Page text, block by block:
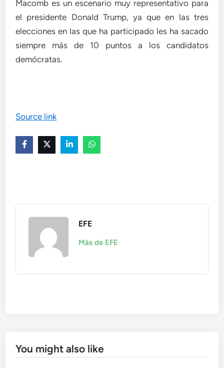
Macomb es un escenario muy representativo para
el presidente Donald Trump, ya que en las tres
elecciones en las que ha participado les ha sacado
siempre más de 10 puntos a los candidatos
demócratas.
Source link
EFE
Más de EFE
You might also like